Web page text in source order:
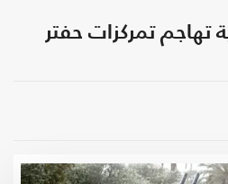
تهاجم تمركزات حفتر